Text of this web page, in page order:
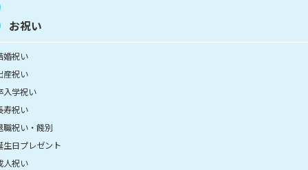
お祝い
婚祝い
産祝い
入学祝い
寿祝い
職祝い・餞別
生日プレゼント
人祝い